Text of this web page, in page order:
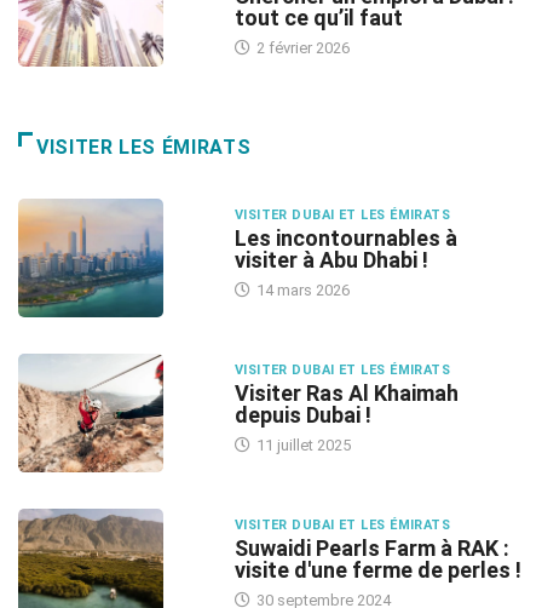
tout ce qu’il faut
2 février 2026
VISITER LES ÉMIRATS
VISITER DUBAI ET LES ÉMIRATS
Les incontournables à
visiter à Abu Dhabi !
14 mars 2026
VISITER DUBAI ET LES ÉMIRATS
Visiter Ras Al Khaimah
depuis Dubai !
11 juillet 2025
VISITER DUBAI ET LES ÉMIRATS
Suwaidi Pearls Farm à RAK :
visite d'une ferme de perles !
30 septembre 2024